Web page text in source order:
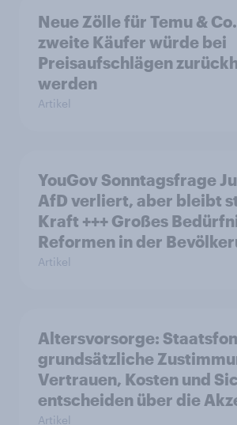
Neue Zölle für Temu &
zweite Käufer würde bei
Preisaufschlägen zurückhaltender
werden
Artikel
YouGov Sonntagsfrage
AfD verliert, aber bleibt
Kraft +++ Großes
Reformen in der
Artikel
Altersvorsorge:
grundsätzliche
Vertrauen, Kosten und
entscheiden über die
Artikel